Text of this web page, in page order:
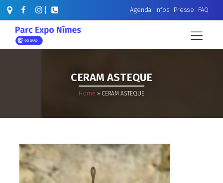
Agenda Infos Presse FAQ
CERAM ASTEQUE
Home » CERAM ASTEQUE